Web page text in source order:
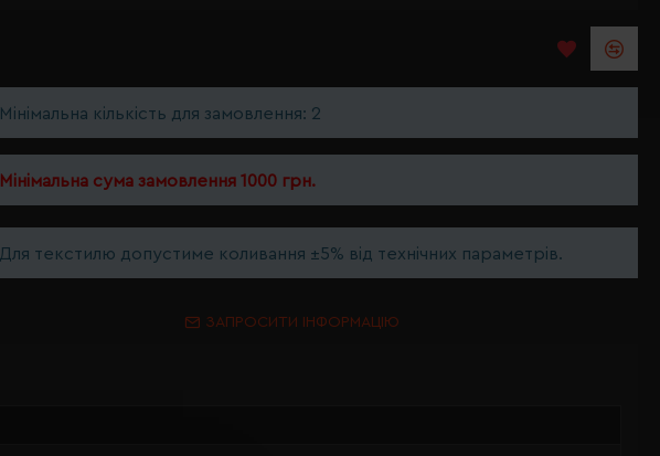
Мінімальна кількість для замовлення: 2
Мінімальна сума замовлення 1000 грн.
Для текстилю допустиме коливання ±5% від технічних параметрів.
ЗАПРОСИТИ ІНФОРМАЦІЮ